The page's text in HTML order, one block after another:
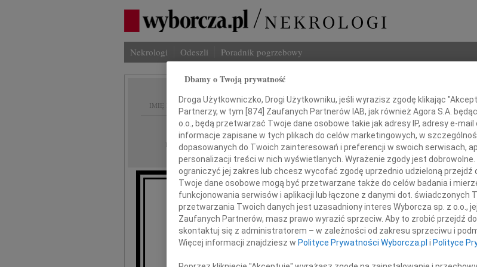
Nekrologi Odeszli Poradnik pogrzebowy
IMIĘ I NAZWISKO:
REGION: Warszawa
DATA EMISJI: 24.04.2026
Naszej Koleżance
dr Magdalenie Gawrych
Dbamy o Twoją prywatność
Droga Użytkowniczko, Drogi Użytkowniku, jeśli wyrazisz zgodę klikając
Partnerzy, w tym [874] Zaufanych Partnerów IAB, jak również Agora S.A.
o.o., będą przetwarzać Twoje dane osobowe takie jak adresy IP, adresy e-
informacje zapisane w tych plikach do celów marketingowych, w
dopasowanych do Twoich zainteresowań i preferencji w swoich serwisach,
personalizacji treści w nich wyświetlanych. Wyrażenie zgody jest
ograniczyć jej zakres lub chcesz wycofać zgodę uprzednio udzieloną przejdź
Twoje dane osobowe mogą być przetwarzane także do celów badania i
funkcjonowania serwisów i aplikacji lub łączone z danymi dot. świadczonych
przetwarzania Twoich danych jest uzasadniony interes Wyborcza sp. z o.o.,
Zaufanych Partnerów, masz prawo wyrazić sprzeciw. Aby to zrobić przejdź
skontaktuj się z administratorem – w zależności od zakresu sprzeciwu i
Więcej informacji znajdziesz w Polityce Prywatności Wyborcza.pl i Polityce